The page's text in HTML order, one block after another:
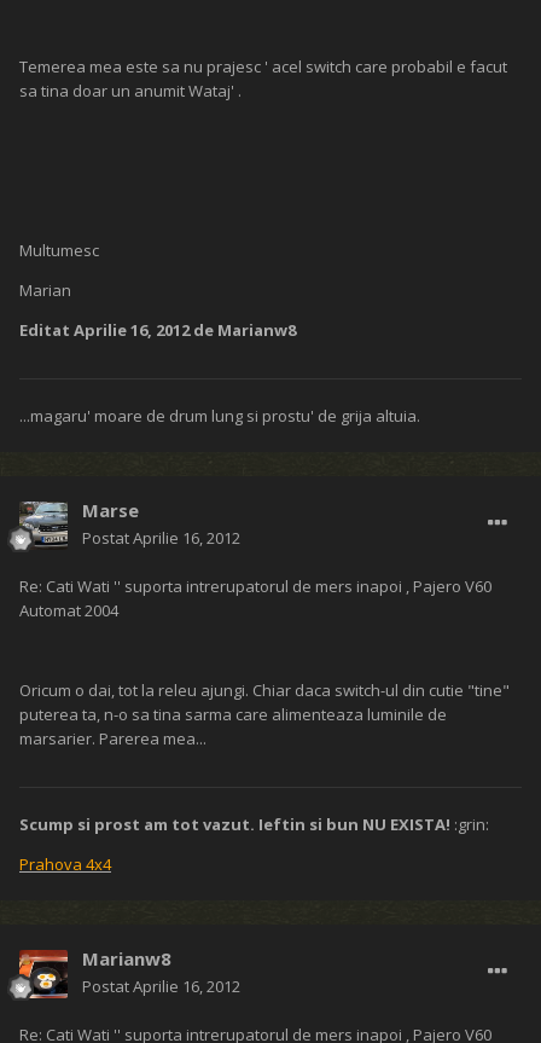
Temerea mea este sa nu prajesc ' acel switch care probabil e facut
sa tina doar un anumit Wataj' .
Multumesc
Marian
Editat Aprilie 16, 2012de Marianw8
...magaru' moare de drum lung si prostu' de grija altuia.
Marse
PostatAprilie 16, 2012
Re: Cati Wati '' suporta intrerupatorul de mers inapoi , Pajero V60
Automat 2004
Oricum o dai, tot la releu ajungi. Chiar daca switch-ul din cutie "tine"
puterea ta, n-o sa tina sarma care alimenteaza luminile de
marsarier. Parerea mea...
Scump si prost am tot vazut. Ieftin si bun NU EXISTA! :grin:
Prahova 4x4
Marianw8
PostatAprilie 16, 2012
Re: Cati Wati '' suporta intrerupatorul de mers inapoi , Pajero V60